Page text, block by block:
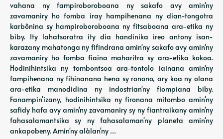
vahana ny fampiroboroboana ny sakafo avy amin'ny
zavamaniry ho fomba iray hampihenana ny dian-tongotra
karbônina sy hampiroboroboana ny fitsaboana ara-etika ny
biby. Ity lahatsoratra ity dia handinika ireo antony isan-
karazany mahatonga ny fifindrana amin'ny sakafo avy amin'ny
zavamaniry ho fomba fiaina maharitra sy ara-etika kokoa.
Hodinihintsika ny tombontsoa ara-tontolo iainana amin'ny
fampihenana ny fihinanana hena sy ronono, ary koa ny olana
ara-etika manodidina ny indostrian'ny fiompiana biby.
Fanampin'izany, hodinihintsika ny fironana mitombo amin'ny
safidy hafa avy amin'ny zavamaniry sy ny fiantraikany amin'ny
fahasalamantsika sy ny fahasalaman'ny planeta amin'ny
ankapobeny. Amin'ny alàlan'ny …